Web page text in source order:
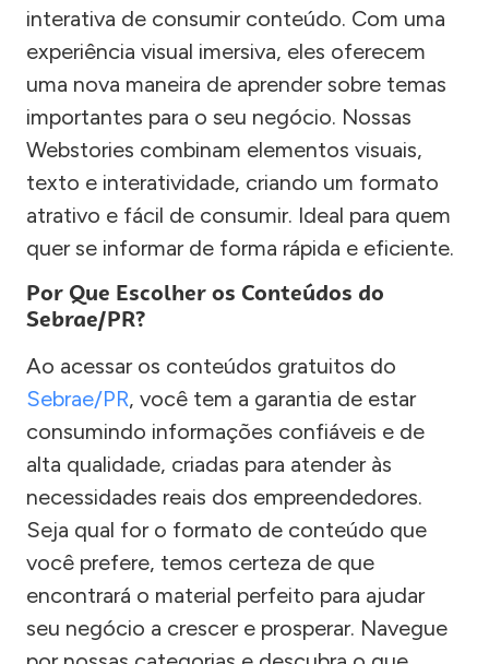
interativa de consumir conteúdo. Com uma
experiência visual imersiva, eles oferecem
uma nova maneira de aprender sobre temas
importantes para o seu negócio. Nossas
Webstories combinam elementos visuais,
texto e interatividade, criando um formato
atrativo e fácil de consumir. Ideal para quem
quer se informar de forma rápida e eficiente.
Por Que Escolher os Conteúdos do
Sebrae/PR?
Ao acessar os conteúdos gratuitos do
Sebrae/PR, você tem a garantia de estar
consumindo informações confiáveis e de
alta qualidade, criadas para atender às
necessidades reais dos empreendedores.
Seja qual for o formato de conteúdo que
você prefere, temos certeza de que
encontrará o material perfeito para ajudar
seu negócio a crescer e prosperar. Navegue